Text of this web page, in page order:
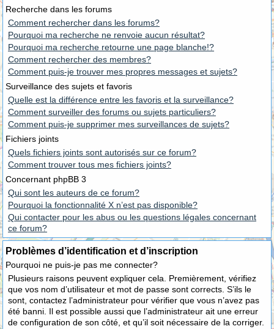
Recherche dans les forums
Comment rechercher dans les forums?
Pourquoi ma recherche ne renvoie aucun résultat?
Pourquoi ma recherche retourne une page blanche!?
Comment rechercher des membres?
Comment puis-je trouver mes propres messages et sujets?
Surveillance des sujets et favoris
Quelle est la différence entre les favoris et la surveillance?
Comment surveiller des forums ou sujets particuliers?
Comment puis-je supprimer mes surveillances de sujets?
Fichiers joints
Quels fichiers joints sont autorisés sur ce forum?
Comment trouver tous mes fichiers joints?
Concernant phpBB 3
Qui sont les auteurs de ce forum?
Pourquoi la fonctionnalité X n’est pas disponible?
Qui contacter pour les abus ou les questions légales concernant
ce forum?
Problèmes d’identification et d’inscription
Pourquoi ne puis-je pas me connecter?
Plusieurs raisons peuvent expliquer cela. Premièrement, vérifiez
que vos nom d’utilisateur et mot de passe sont corrects. S’ils le
sont, contactez l’administrateur pour vérifier que vous n’avez pas
été banni. Il est possible aussi que l’administrateur ait une erreur
de configuration de son côté, et qu’il soit nécessaire de la corriger.